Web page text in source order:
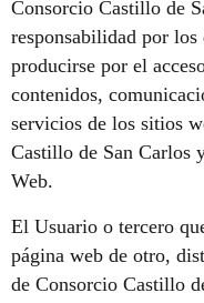
Consorcio Castillo de
responsabilidad por
producirse por el
contenidos,
servicios de los sitios
Castillo de San Carlos
Web.
El Usuario o tercero
página web de otro,
de Consorcio Castillo